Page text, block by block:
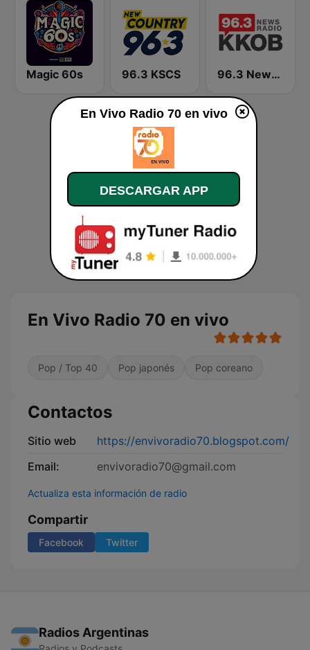
Magic 60s 96.3 KSCS 96.3 Newsradio KKOB
En Vivo Radio 70 en vivo
Pop / Top 40 Pop japonés Pop coreano
Contactos
Sitio web
https://envivoradio70.blogspot.com/
Email:
envivoradio70@gmail.com
Actualiza esta información de radio
Compartir
Facebook Twitter
Radios Argentinas
En Vivo Radio 70 en vivo
DESCARGAR APP